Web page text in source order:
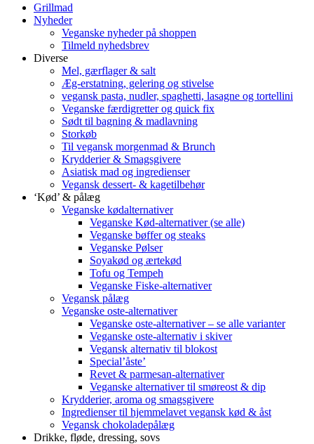
Grillmad
Nyheder
Veganske nyheder på shoppen
Tilmeld nyhedsbrev
Diverse
Mel, gærflager & salt
Æg-erstatning, gelering og stivelse
vegansk pasta, nudler, spaghetti, lasagne og tortellini
Veganske færdigretter og quick fix
Sødt til bagning & madlavning
Storkøb
Til vegansk morgenmad & Brunch
Krydderier & Smagsgivere
Asiatisk mad og ingredienser
Vegansk dessert- & kagetilbehør
‘Kød’ & pålæg
Veganske kødalternativer
Veganske Kød-alternativer (se alle)
Veganske bøffer og steaks
Veganske Pølser
Soyakød og ærtekød
Tofu og Tempeh
Veganske Fiske-alternativer
Vegansk pålæg
Veganske oste-alternativer
Veganske oste-alternativer – se alle varianter
Veganske oste-alternativ i skiver
Vegansk alternativ til blokost
Special’åste’
Revet & parmesan-alternativer
Veganske alternativer til smøreost & dip
Krydderier, aroma og smagsgivere
Ingredienser til hjemmelavet vegansk kød & åst
Vegansk chokoladepålæg
Drikke, fløde, dressing, sovs